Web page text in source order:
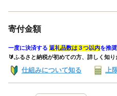
寄付金額
一度に決済する 返礼品数は３つ以内を推
🔰ふるさと納税が初めての方、詳しく知り
仕組みについて知る 上